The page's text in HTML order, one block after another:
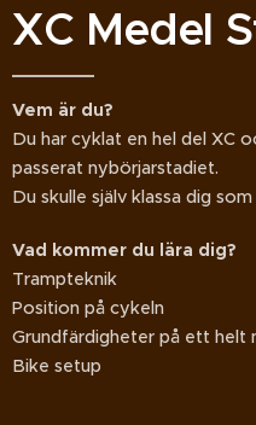
XC Medel
Vem är du?
Du har cyklat en hel del XC
passerat nybörjarstadiet.
Du skulle själv klassa dig
Vad kommer du lära dig?
Trampteknik
Position på cykeln
Grundfärdigheter på ett helt
Bike setup